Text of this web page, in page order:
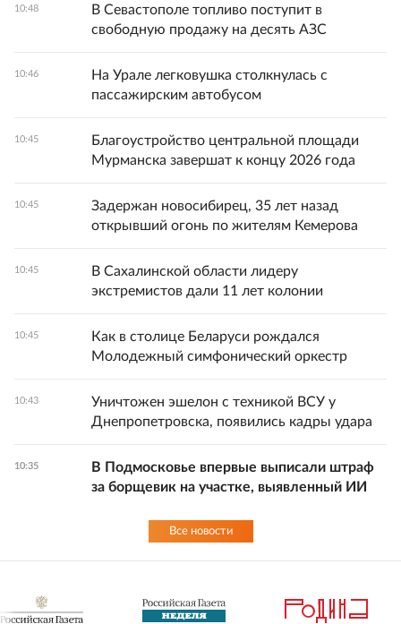
10:48
В Севастополе топливо поступит в
свободную продажу на десять АЗС
10:46
На Урале легковушка столкнулась с
пассажирским автобусом
10:45
Благоустройство центральной площади
Мурманска завершат к концу 2026 года
10:45
Задержан новосибирец, 35 лет назад
открывший огонь по жителям Кемерова
10:45
В Сахалинской области лидеру
экстремистов дали 11 лет колонии
10:45
Как в столице Беларуси рождался
Молодежный симфонический оркестр
10:43
Уничтожен эшелон с техникой ВСУ у
Днепропетровска, появились кадры удара
10:35
В Подмосковье впервые выписали штраф
за борщевик на участке, выявленный ИИ
Все новости